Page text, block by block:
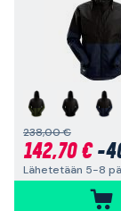
238,00 €
142,70 €-
Lähetetään 5-8